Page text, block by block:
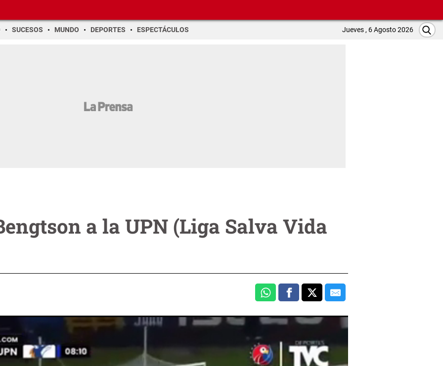
SUCESOS MUNDO DEPORTES ESPECTÁCULOS Jueves , 6 Agosto 2026
a la UPN (Liga Salva Vida